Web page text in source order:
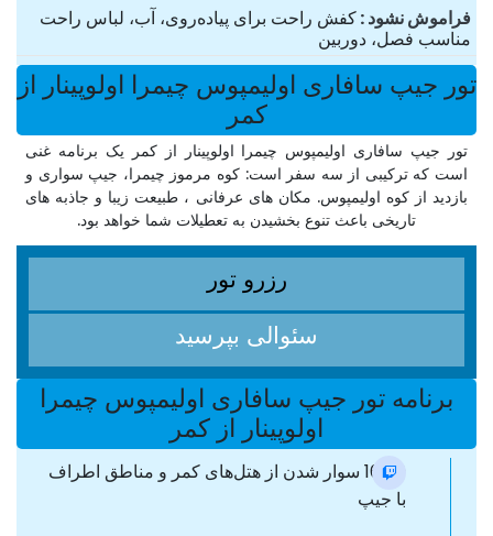
فراموش نشود کفش راحت برای پیاده‌روی، آب، لباس راحت
مناسب فصل، دوربین
تور جیپ سافاری اولیمپوس چیمرا اولوپینار از
کمر
تور جیپ سافاری اولیمپوس چیمرا اولوپینار از کمر یک برنامه غنی
است که ترکیبی از سه سفر است: کوه مرموز چیمرا، جیپ سواری و
بازدید از کوه اولیمپوس. مکان های عرفانی ، طبیعت زیبا و جاذبه های
تاریخی باعث تنوع بخشیدن به تعطیلات شما خواهد بود.
رزرو تور
سئوالی بپرسید
برنامه تور جیپ سافاری اولیمپوس چیمرا
اولوپینار از کمر
16:00 سوار شدن از هتل‌های کمر و مناطق اطراف
با جیپ